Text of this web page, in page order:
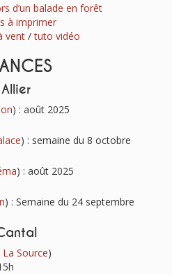
d’un balade en forêt
à imprimer
vent /tuto vidéo
Allier
) : août 2025
) : semaine du 8 octobre
) : août 2025
) : Semaine du 24 septembre
Source)